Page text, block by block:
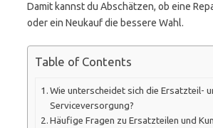
Damit kannst du Abschätzen, ob eine
oder ein Neukauf die bessere Wahl.
Table of Contents
Wie unterscheidet sich die Ersatzteil-
Serviceversorgung?
Häufige Fragen zu Ersatzteilen und